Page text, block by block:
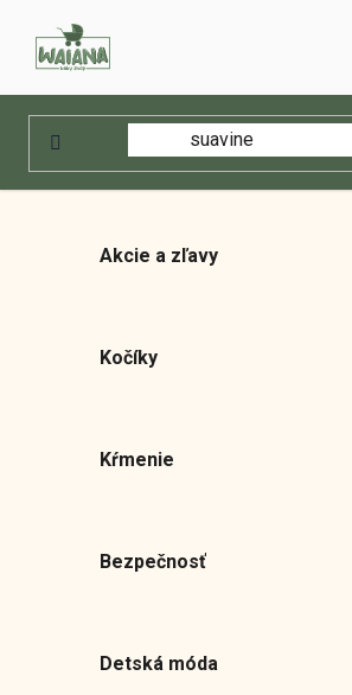
obsah
E-shop
Akcie a zľavy
Kočíky
Kŕmenie
Bezpečnosť
Detská móda